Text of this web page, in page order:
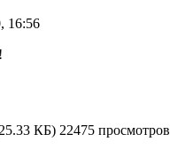
16:56
КБ) 22475 просмотров